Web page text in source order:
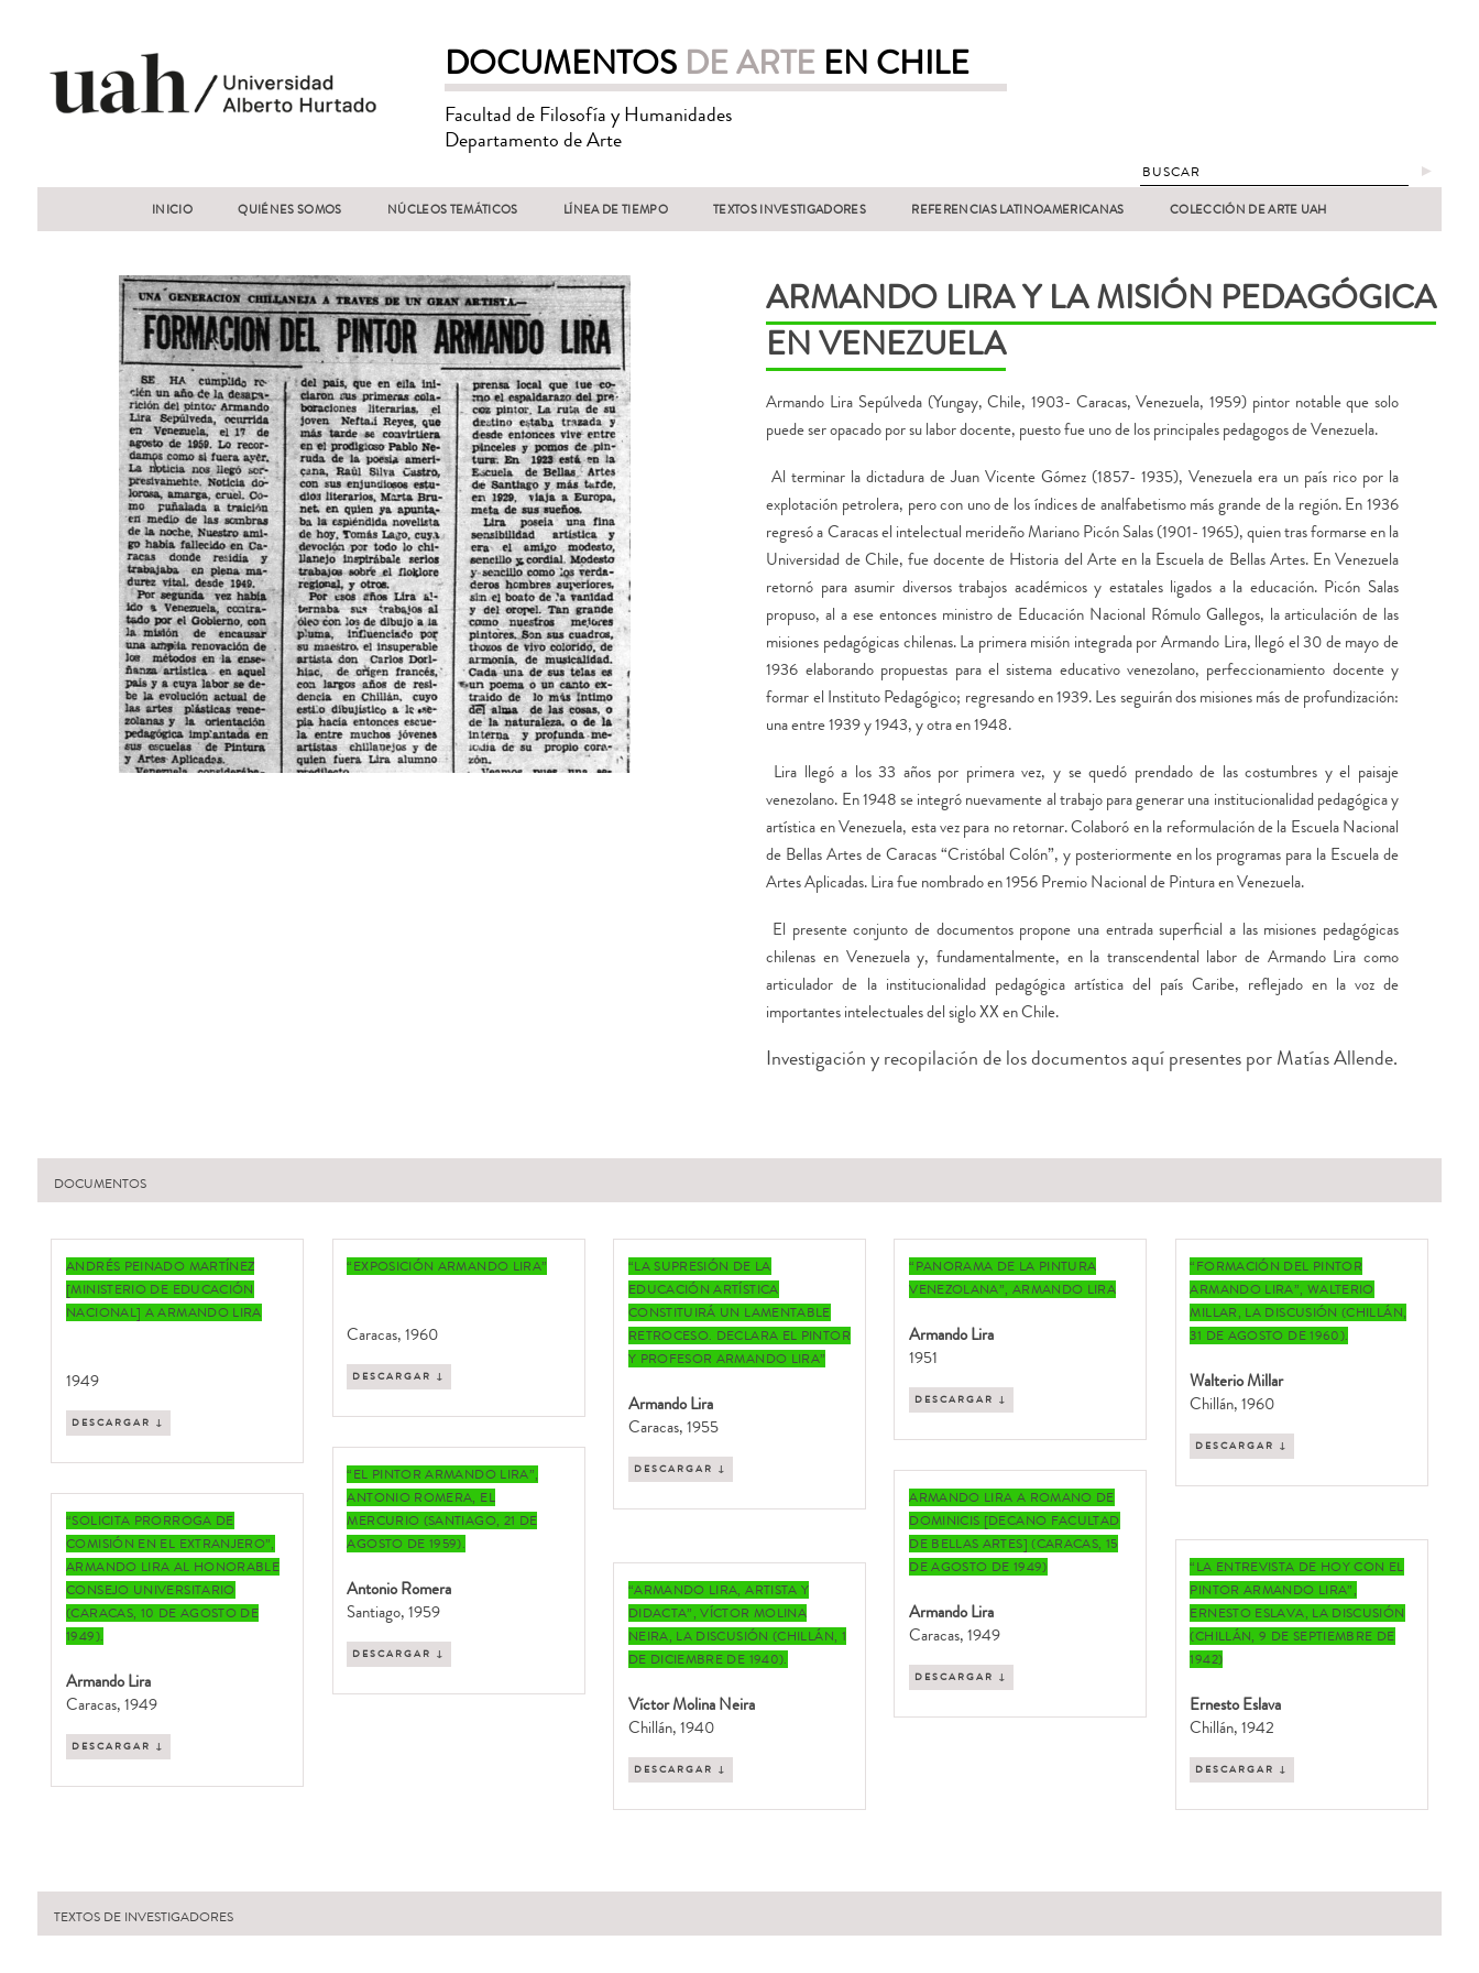
DOCUMENTOSDE ARTE EN CHILE
Facultad de Filosofía y Humanidades
Departamento de Arte
►
INICIO QUIÉNES SOMOS NÚCLEOS TEMÁTICOS LÍNEA DE TIEMPO TEXTOS INVESTIGADORES REFERENCIAS LATINOAMERICANAS COLECCIÓN DE ARTE UAH
ARMANDO LIRA Y LA MISIÓN PEDAGÓGICA
EN VENEZUELA
Armando Lira Sepúlveda (Yungay, Chile, 1903- Caracas, Venezuela, 1959) pintor notable que solo
puede ser opacado por su labor docente, puesto fue uno de los principales pedagogos de Venezuela.
Al terminar la dictadura de Juan Vicente Gómez (1857- 1935), Venezuela era un país rico por la
explotación petrolera, pero con uno de los índices de analfabetismo más grande de la región. En 1936
regresó a Caracas el intelectual merideño Mariano Picón Salas (1901- 1965), quien tras formarse en la
Universidad de Chile, fue docente de Historia del Arte en la Escuela de Bellas Artes. En Venezuela
retornó para asumir diversos trabajos académicos y estatales ligados a la educación. Picón Salas
propuso, al a ese entonces ministro de Educación Nacional Rómulo Gallegos, la articulación de las
misiones pedagógicas chilenas. La primera misión integrada por Armando Lira, llegó el 30 de mayo de
1936 elaborando propuestas para el sistema educativo venezolano, perfeccionamiento docente y
formar el Instituto Pedagógico; regresando en 1939. Les seguirán dos misiones más de profundización:
una entre 1939 y 1943, y otra en 1948.
Lira llegó a los 33 años por primera vez, y se quedó prendado de las costumbres y el paisaje
venezolano. En 1948 se integró nuevamente al trabajo para generar una institucionalidad pedagógica y
artística en Venezuela, esta vez para no retornar. Colaboró en la reformulación de la Escuela Nacional
de Bellas Artes de Caracas “Cristóbal Colón”, y posteriormente en los programas para la Escuela de
Artes Aplicadas. Lira fue nombrado en 1956 Premio Nacional de Pintura en Venezuela.
El presente conjunto de documentos propone una entrada superficial a las misiones pedagógicas
chilenas en Venezuela y, fundamentalmente, en la transcendental labor de Armando Lira como
articulador de la institucionalidad pedagógica artística del país Caribe, reflejado en la voz de
importantes intelectuales del siglo XX en Chile.
Investigación y recopilación de los documentos aquí presentes por Matías Allende.
DOCUMENTOS
ANDRÉS PEINADO MARTÍNEZ
[MINISTERIO DE EDUCACIÓN
NACIONAL] A ARMANDO LIRA
1949
DESCARGAR ↓
“EXPOSICIÓN ARMANDO LIRA”
Caracas, 1960
DESCARGAR ↓
“LA SUPRESIÓN DE LA
EDUCACIÓN ARTÍSTICA
CONSTITUIRÁ UN LAMENTABLE
RETROCESO. DECLARA EL PINTOR
Y PROFESOR ARMANDO LIRA”
Armando Lira
Caracas, 1955
DESCARGAR ↓
“PANORAMA DE LA PINTURA
VENEZOLANA”, ARMANDO LIRA
Armando Lira
1951
DESCARGAR ↓
“FORMACIÓN DEL PINTOR
ARMANDO LIRA”, WALTERIO
MILLAR, LA DISCUSIÓN (CHILLÁN,
31 DE AGOSTO DE 1960).
Walterio Millar
Chillán, 1960
DESCARGAR ↓
“EL PINTOR ARMANDO LIRA”,
ANTONIO ROMERA, EL
MERCURIO (SANTIAGO, 21 DE
AGOSTO DE 1959).
Antonio Romera
Santiago, 1959
DESCARGAR ↓
ARMANDO LIRA A ROMANO DE
DOMINICIS [DECANO FACULTAD
DE BELLAS ARTES] (CARACAS, 15
DE AGOSTO DE 1949)
Armando Lira
Caracas, 1949
DESCARGAR ↓
“SOLICITA PRORROGA DE
COMISIÓN EN EL EXTRANJERO”,
ARMANDO LIRA AL HONORABLE
CONSEJO UNIVERSITARIO
(CARACAS, 10 DE AGOSTO DE
1949).
Armando Lira
Caracas, 1949
DESCARGAR ↓
“LA ENTREVISTA DE HOY CON EL
PINTOR ARMANDO LIRA”,
ERNESTO ESLAVA, LA DISCUSIÓN
(CHILLÁN, 9 DE SEPTIEMBRE DE
1942)
Ernesto Eslava
Chillán, 1942
DESCARGAR ↓
“ARMANDO LIRA, ARTISTA Y
DIDACTA”, VÍCTOR MOLINA
NEIRA, LA DISCUSIÓN (CHILLÁN, 1
DE DICIEMBRE DE 1940).
Víctor Molina Neira
Chillán, 1940
DESCARGAR ↓
TEXTOS DE INVESTIGADORES